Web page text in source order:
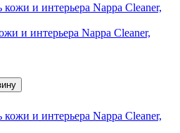
и интерьера Nappa Cleaner,